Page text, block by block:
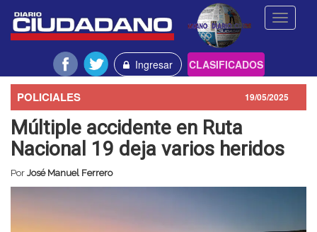
Toggle
Ingresar CLASIFICADOS
POLICIALES 19/05/2025
Múltiple accidente en Ruta
Nacional 19 deja varios heridos
Por José Manuel Ferrero